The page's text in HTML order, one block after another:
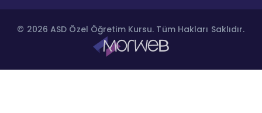
© 2026 ASD Özel Öğretim Kursu. Tüm Hakları Saklıdır.